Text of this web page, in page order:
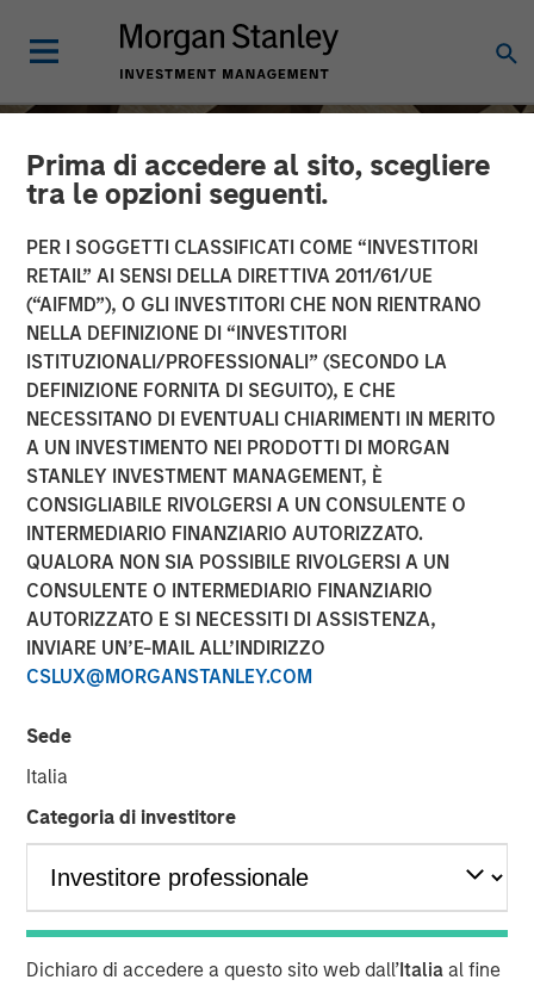
Prima di accedere al sito, scegliere
tra le opzioni seguenti.
PER I SOGGETTI CLASSIFICATI COME “INVESTITORI
RETAIL” AI SENSI DELLA DIRETTIVA 2011/61/UE
(“AIFMD”), O GLI INVESTITORI CHE NON RIENTRANO
NELLA DEFINIZIONE DI “INVESTITORI
ISTITUZIONALI/PROFESSIONALI” (SECONDO LA
DEFINIZIONE FORNITA DI SEGUITO), E CHE
NECESSITANO DI EVENTUALI CHIARIMENTI IN MERITO
A UN INVESTIMENTO NEI PRODOTTI DI MORGAN
STANLEY INVESTMENT MANAGEMENT, È
CONSIGLIABILE RIVOLGERSI A UN CONSULENTE O
INTERMEDIARIO FINANZIARIO AUTORIZZATO.
QUALORA NON SIA POSSIBILE RIVOLGERSI A UN
CONSULENTE O INTERMEDIARIO FINANZIARIO
AUTORIZZATO E SI NECESSITI DI ASSISTENZA,
INVIARE UN’E-MAIL ALL’INDIRIZZO
CSLUX@MORGANSTANLEY.COM
Sede
Italia
Categoria di investitore
Dichiaro di accedere a questo sito web dall’Italia al fine
INSIGHTS
Anthony Eames on
Investment News: The
Financial Benefits of
Responsible Investing
29 LUGLIO 2025
Anthony Eames
Managing Director